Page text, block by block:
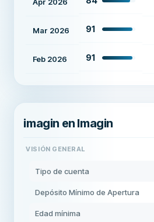
Mar 2026 91
Feb 2026 91
imagin en Imagin
VISIÓN GENERAL
Tipo de cuenta
Depósito Mínimo de Apertura
Edad mínima